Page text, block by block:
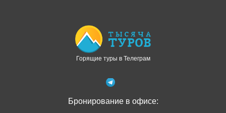
Горящие туры в Телеграм
Бронирование в офисе: